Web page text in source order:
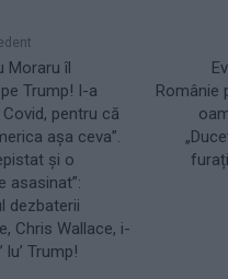
Moraru îl
Trump! I-a
pentru că
așa ceva”.
și o
asasinat”:
dezbaterii
Chris Wallace, i-
lu’ Trump!
Românie